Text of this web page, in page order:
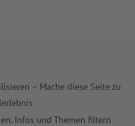
– Mache diese Seite zu
Infos und Themen filtern